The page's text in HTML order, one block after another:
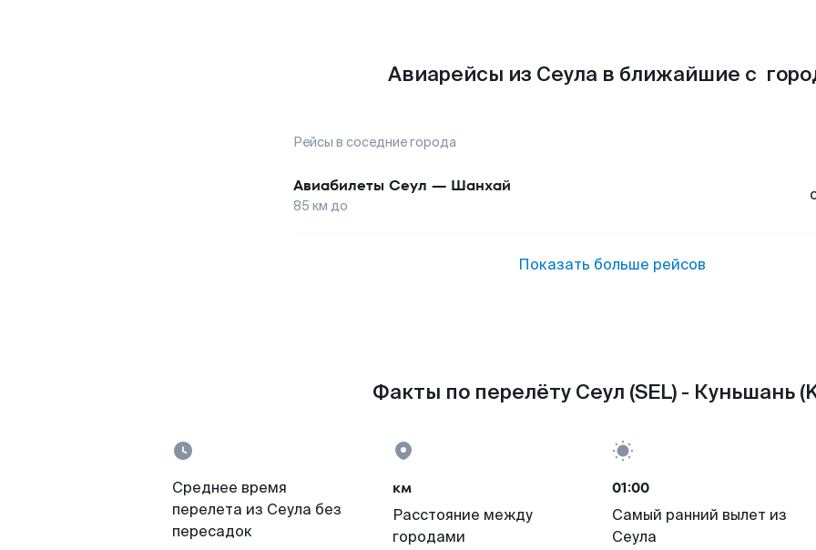
Авиарейсы из Сеула в ближайшие с
Рейсы в соседние города
Авиабилеты Сеул — Шанхай
85 км до
Показать больше рейсов
Факты по перелёту Сеул (SEL) - Куньшань
Среднее время
перелета из Сеула без
пересадок
км
Расстояние между
городами
01:00
Самый ранний вылет из
Сеула